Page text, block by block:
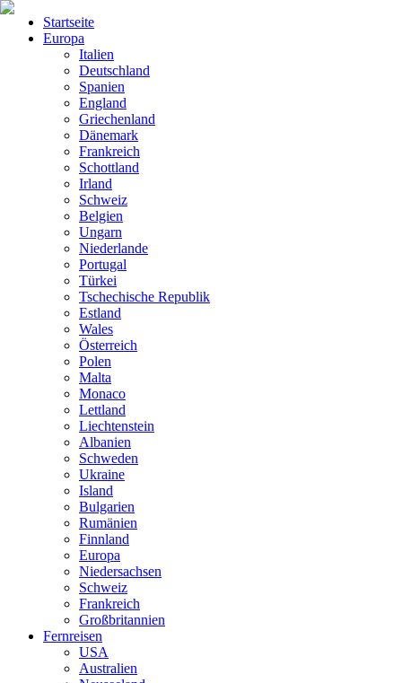
Startseite
Europa
Italien
Deutschland
Spanien
England
Griechenland
Dänemark
Frankreich
Schottland
Irland
Schweiz
Belgien
Ungarn
Niederlande
Portugal
Türkei
Tschechische Republik
Estland
Wales
Österreich
Polen
Malta
Monaco
Lettland
Liechtenstein
Albanien
Schweden
Ukraine
Island
Bulgarien
Rumänien
Finnland
Europa
Niedersachsen
Schweiz
Frankreich
Großbritannien
Fernreisen
USA
Australien